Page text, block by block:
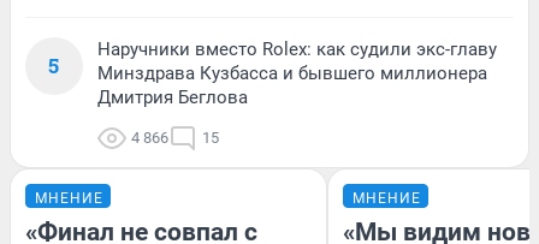
5
Наручники вместо Rolex: как судили экс-главу
Минздрава Кузбасса и бывшего миллионера
Дмитрия Беглова
4 866 15
МНЕНИЕ
«Финал не совпал с
МНЕНИЕ
«Мы видим